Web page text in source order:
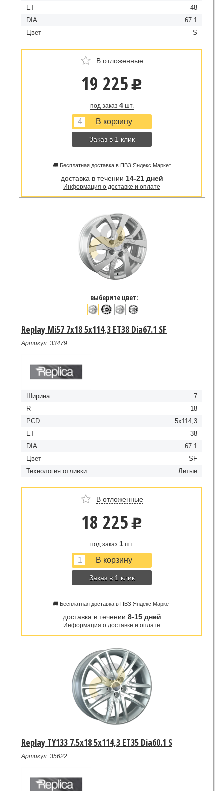
ET
48
DIA
67.1
Цвет
S
В отложенные
19 225 u
под заказ 4шт.
Заказ в 1 клик
🚚 Бесплатная доставка в ПВЗ Яндекс Маркет
доставка в течении 14-21 дней
Информация о доставке и оплате
выберите цвет:
Replay Mi57 7x18 5x114,3 ET38 Dia67.1 SF
Артикул: 33479
Ширина
7
R
18
PCD
5x114,3
ET
38
DIA
67.1
Цвет
SF
Технология отливки
Литые
В отложенные
18 225 u
под заказ 1шт.
Заказ в 1 клик
🚚 Бесплатная доставка в ПВЗ Яндекс Маркет
доставка в течении 8-15 дней
Информация о доставке и оплате
Replay TY133 7.5x18 5x114,3 ET35 Dia60.1 S
Артикул: 35622